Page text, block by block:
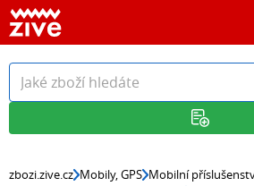
zbozi.zive.cz Mobily, GPS Mobilní